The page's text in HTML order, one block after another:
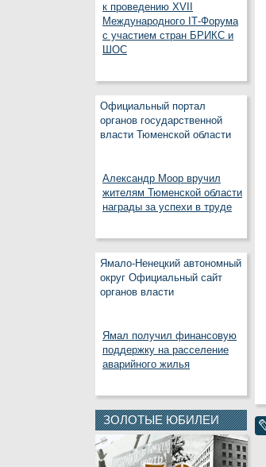
к проведению XVII
Международного IT‑Форума
с участием стран БРИКС и
ШОС
Официальный портал
органов государственной
власти Тюменской области
Александр Моор вручил
жителям Тюменской области
награды за успехи в труде
Ямало-Ненецкий автономный
округ Официальный сайт
органов власти
Ямал получил финансовую
поддержку на расселение
аварийного жилья
ЗОЛОТЫЕ ЮБИЛЕИ